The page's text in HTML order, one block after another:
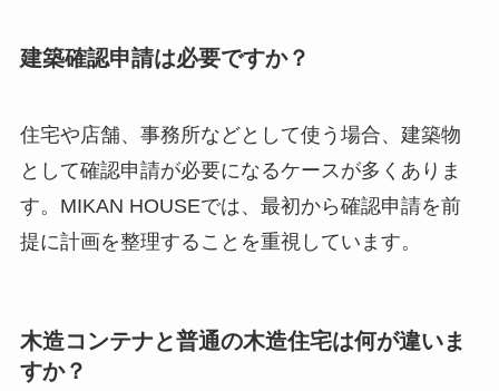
建築確認申請は必要ですか？
住宅や店舗、事務所などとして使う場合、建築物
として確認申請が必要になるケースが多くありま
す。MIKAN HOUSEでは、最初から確認申請を前
提に計画を整理することを重視しています。
木造コンテナと普通の木造住宅は何が違いま
すか？